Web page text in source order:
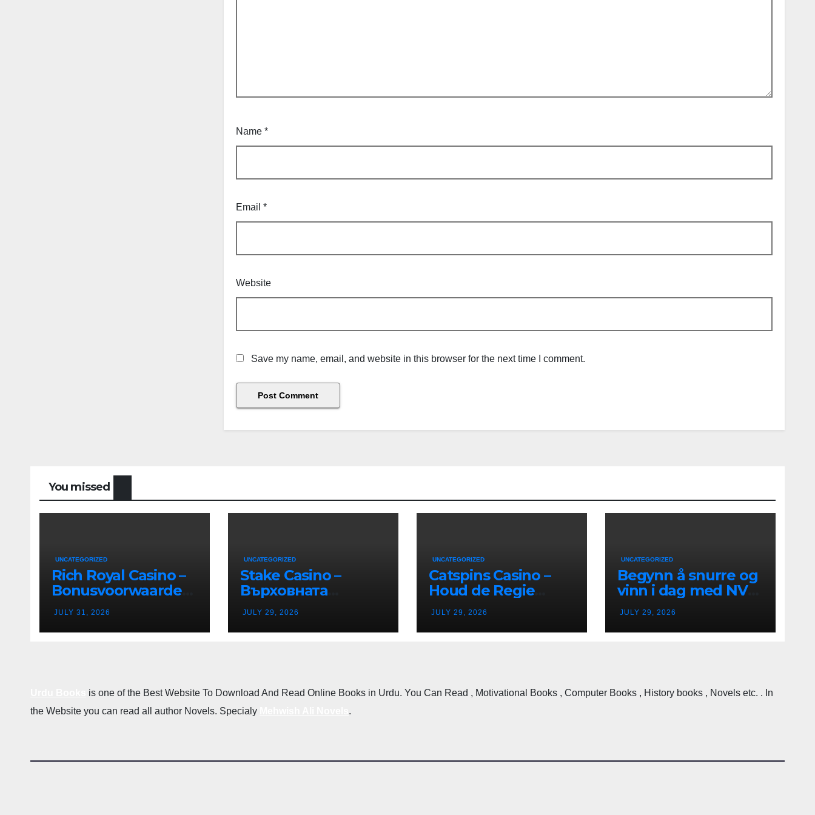
Name *
Email *
Website
Save my name, email, and website in this browser for the next time I comment.
You missed
UNCATEGORIZED
Rich Royal Casino –
Bonusvoorwaarden
en Bonusregels in
Nederland
JULY 31, 2026
UNCATEGORIZED
Stake Casino –
Върховната
Дестинация за
Казино Ентусиасти
в Република
JULY 29, 2026
UNCATEGORIZED
Catspins Casino –
Houd de Regie
Terwijl je van Elk
Moment Geniet
JULY 29, 2026
UNCATEGORIZED
Begynn å snurre og
vinn i dag med NV
Casino i Norge
JULY 29, 2026
is one of the Best Website To Download And Read Online Books in Urdu. You Can Read , Motivational Books , Computer Books , History books , Novels etc. . In
the Website you can read all author Novels. Specialy
.